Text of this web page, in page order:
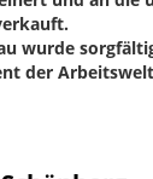
wurde
der Arbeitswelt